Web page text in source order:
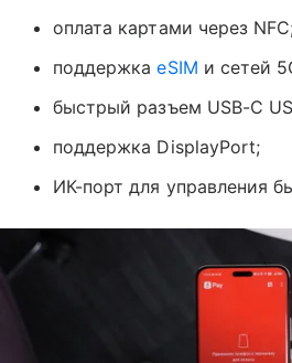
оплата картами через
поддержкаeSIM и сетей
быстрый разъем USB-C
поддержка DisplayPort;
ИК-порт для управления